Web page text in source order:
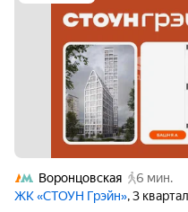
Воронцовская
6 мин.
ЖК «СТОУН Грэйн», 3